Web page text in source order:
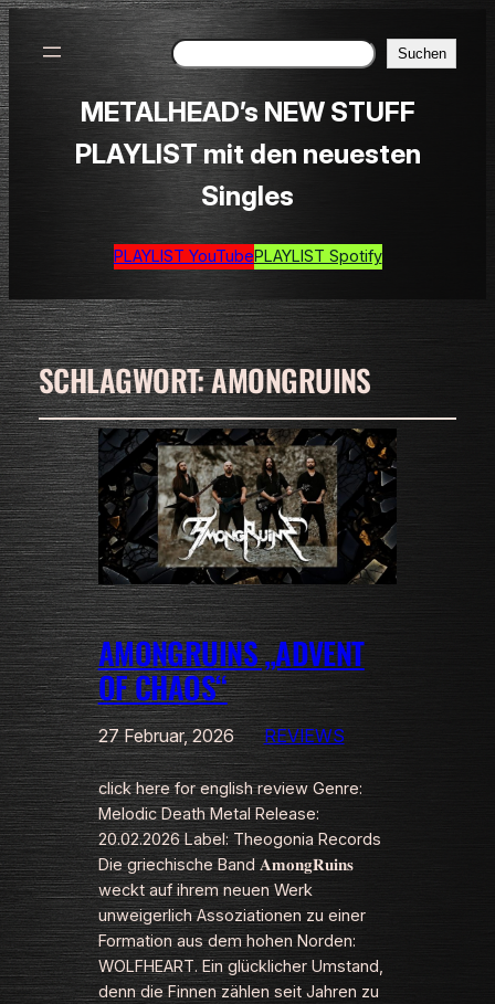
Suchen Suchen
METALHEAD’s NEW STUFF
PLAYLIST mit den neuesten
Singles
PLAYLIST YouTubePLAYLIST Spotify
SCHLAGWORT:AMONGRUINS
AMONGRUINS „ADVENT
OF CHAOS“
27 Februar, 2026 REVIEWS
click here for english review Genre:
Melodic Death Metal Release:
20.02.2026 Label: Theogonia Records
Die griechische Band 𝐀𝐦𝐨𝐧𝐠𝐑𝐮𝐢𝐧𝐬
weckt auf ihrem neuen Werk
unweigerlich Assoziationen zu einer
Formation aus dem hohen Norden:
WOLFHEART. Ein glücklicher Umstand,
denn die Finnen zählen seit Jahren zu